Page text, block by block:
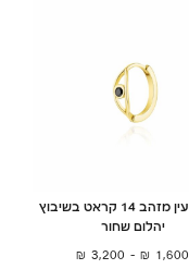
חישוק עין מזהב 14 קראט בשיבוץ
יהלום שחור
1,600
₪
–
3,200
₪